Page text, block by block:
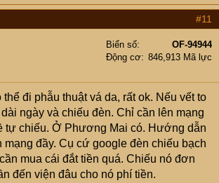
#11
Biển số
OF-94944
Động cơ
846,913 Mã lực
thể đi phẫu thuật vá da, rất ok. Nếu vết to
ngày và chiếu đèn. Chỉ cần lên mạng
tự chiếu. Ở Phương Mai có. Hướng dẫn
mạng đầy. Cụ cứ google đèn chiếu bạch
mua cái đắt tiền quá. Chiếu nó đơn
đến viện đâu cho nó phí tiền.